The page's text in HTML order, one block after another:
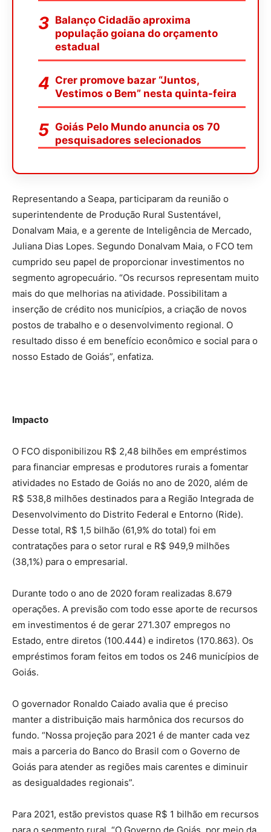
Balanço Cidadão aproxima
população goiana do orçamento
estadual
Crer promove bazar “Juntos,
Vestimos o Bem” nesta quinta-feira
Goiás Pelo Mundo anuncia os 70
pesquisadores selecionados
Representando a Seapa, participaram da reunião o
superintendente de Produção Rural Sustentável,
Donalvam Maia, e a gerente de Inteligência de Mercado,
Juliana Dias Lopes. Segundo Donalvam Maia, o FCO tem
cumprido seu papel de proporcionar investimentos no
segmento agropecuário. “Os recursos representam muito
mais do que melhorias na atividade. Possibilitam a
inserção de crédito nos municípios, a criação de novos
postos de trabalho e o desenvolvimento regional. O
resultado disso é em benefício econômico e social para o
nosso Estado de Goiás”, enfatiza.
Impacto
O FCO disponibilizou R$ 2,48 bilhões em empréstimos
para financiar empresas e produtores rurais a fomentar
atividades no Estado de Goiás no ano de 2020, além de
R$ 538,8 milhões destinados para a Região Integrada de
Desenvolvimento do Distrito Federal e Entorno (Ride).
Desse total, R$ 1,5 bilhão (61,9% do total) foi em
contratações para o setor rural e R$ 949,9 milhões
(38,1%) para o empresarial.
Durante todo o ano de 2020 foram realizadas 8.679
operações. A previsão com todo esse aporte de recursos
em investimentos é de gerar 271.307 empregos no
Estado, entre diretos (100.444) e indiretos (170.863). Os
empréstimos foram feitos em todos os 246 municípios de
Goiás.
O governador Ronaldo Caiado avalia que é preciso
manter a distribuição mais harmônica dos recursos do
fundo. “Nossa projeção para 2021 é de manter cada vez
mais a parceria do Banco do Brasil com o Governo de
Goiás para atender as regiões mais carentes e diminuir
as desigualdades regionais”.
Para 2021, estão previstos quase R$ 1 bilhão em recursos